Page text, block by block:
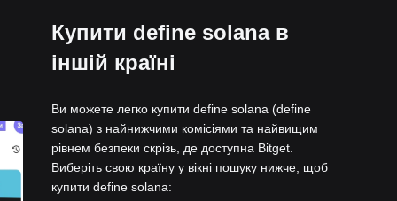
Купити define solana в
іншій країні
Ви можете легко купити define solana (define
solana) з найнижчими комісіями та найвищим
рівнем безпеки скрізь, де доступна Bitget.
Виберіть свою країну у вікні пошуку нижче, щоб
купити define solana: